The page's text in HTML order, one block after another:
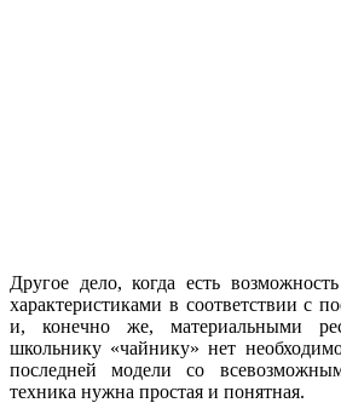
Другое дело, когда есть возможность
характеристиками в соответствии с
и, конечно же, материальными
школьнику «чайнику» нет
последней модели со
техника нужна простая и понятная.